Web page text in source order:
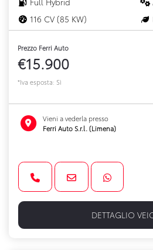
116 CV (85 KW)
Prezzo Ferri Auto
€15.900
*Iva esposta: Sì
Vieni a vederla presso
Ferri Auto S.r.l. (Limena)
DETTAGLIO